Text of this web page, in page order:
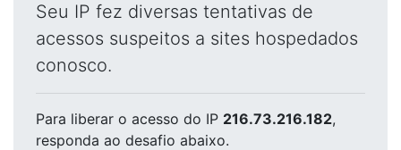
Seu IP fez diversas tentativas de
acessos suspeitos a sites hospedados
conosco.
Para liberar o acesso do IP 216.73.216.182,
responda ao desafio abaixo.